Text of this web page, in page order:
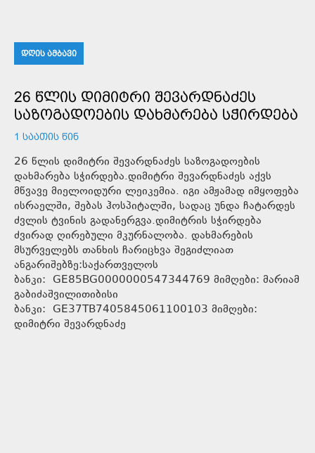
ᲓᲦᲘᲡ ᲐᲛᲑᲐᲕᲘ
26 ᲬᲚᲘᲡ ᲓᲘᲛᲘᲢᲠᲘ ᲨᲔᲕᲐᲠᲓᲜᲐᲫᲔᲡ
ᲡᲐᲖᲝᲒᲐᲓᲝᲔᲑᲘᲡ ᲓᲐᲮᲛᲐᲠᲔᲑᲐ ᲡᲭᲘᲠᲓᲔᲑᲐ
1 ᲡᲐᲐᲗᲘᲡ ᲬᲘᲜ
26 წლის დიმიტრი შევარდნაძეს საზოგადოების
დახმარება სჭირდება.დიმიტრი შევარდნაძეს აქვს
მწვავე მიელოიდური ლეიკემია. იგი ამჟამად იმყოფება
ისრაელში, შებას ჰოსპიტალში, სადაც უნდა ჩატარდეს
ძვლის ტვინის გადანერგვა.დიმიტრის სჭირდება
ძვირად ღირებული მკურნალობა. დახმარების
მსურველებს თანხის ჩარიცხვა შეგიძლიათ
ანგარიშებზე:საქართველოს
ბანკი: GE85BG0000000547344769 მიმღები: მარიამ
გაბიძაშვილითიბისი
ბანკი: GE37TB7405845061100103 მიმღები:
დიმიტრი შევარდნაძე